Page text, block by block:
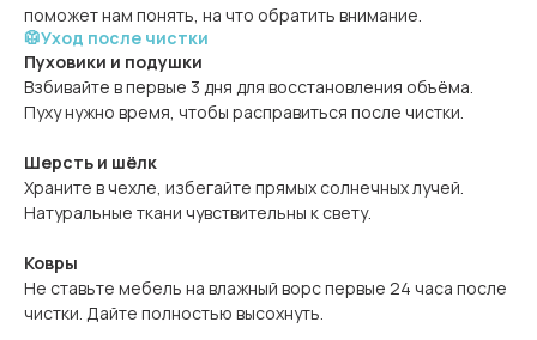
поможет нам понять, на что обратить внимание.
🥼Уход после чистки
Пуховики и подушки
Взбивайте в первые 3 дня для восстановления объёма.
Пуху нужно время, чтобы расправиться после чистки.
Шерсть и шёлк
Храните в чехле, избегайте прямых солнечных лучей.
Натуральные ткани чувствительны к свету.
Ковры
Не ставьте мебель на влажный ворс первые 24 часа после
чистки. Дайте полностью высохнуть.